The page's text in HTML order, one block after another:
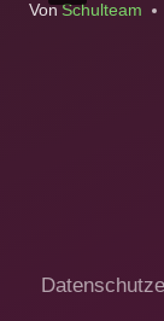
Von Schulteam